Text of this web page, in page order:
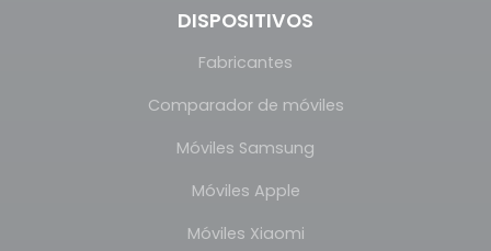
DISPOSITIVOS
Fabricantes
Comparador de móviles
Móviles Samsung
Móviles Apple
Móviles Xiaomi